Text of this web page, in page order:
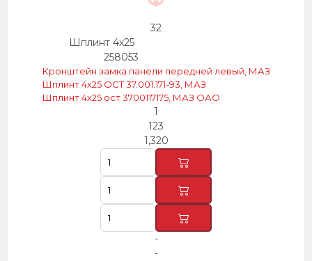
32
Шплинт 4х25
258053
Кронштейн замка панели передней левый, МАЗ
Шплинт 4х25 ОСТ 37.001.171-93, МАЗ
Шплинт 4х25 ост 3700117175, МАЗ ОАО
1
123
1,320
-
-